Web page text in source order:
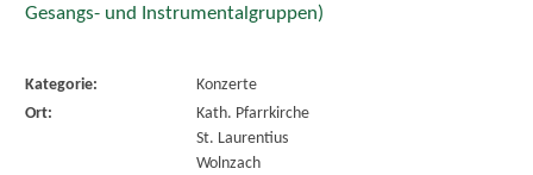
Gesangs- und Instrumentalgruppen)
Kategorie:
Konzerte
Ort:
Kath. Pfarrkirche
St. Laurentius
Wolnzach